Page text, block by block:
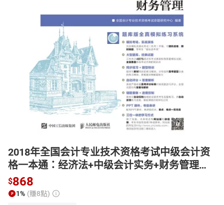
男裝 化妝保養 情趣用品
日本購物 電子/紙本書
HOT
2018年全国会计专业技术资格考试中级会计资
格一本通：经济法+中级会计实务+财务管理
【電子書】
$868
1% (賺8點)